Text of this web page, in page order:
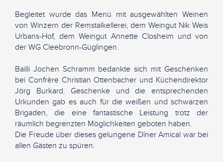
Begleitet wurde das Menü mit ausgewählten Weinen
von Winzern der Remstalkellerei, dem Weingut Nik Weis
Urbans-Hof, dem Weingut Annette Closheim und von
der WG Cleebronn-Güglingen.
Bailli Jochen Schramm bedankte sich mit Geschenken
bei Confrère Christian Ottenbacher und Küchendirektor
Jörg Burkard. Geschenke und die entsprechenden
Urkunden gab es auch für die weißen und schwarzen
Brigaden, die eine fantastische Leistung trotz der
räumlich begrenzten Möglichkeiten geboten haben.
Die Freude über dieses gelungene Dîner Amical war bei
allen Gästen zu spüren.